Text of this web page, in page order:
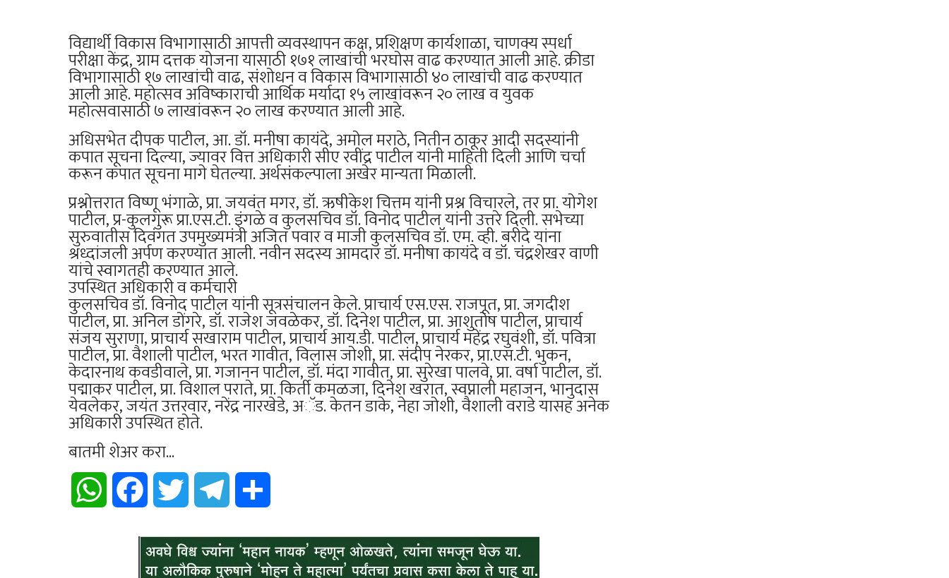
विद्यार्थी विकास विभागासाठी आपत्ती व्यवस्थापन कक्ष, प्रशिक्षण कार्यशाळा, चाणक्य स्पर्धा
परीक्षा केंद्र, ग्राम दत्तक योजना यासाठी १७१ लाखांची भरघोस वाढ करण्यात आली आहे. क्रीडा
विभागासाठी १७ लाखांची वाढ, संशोधन व विकास विभागासाठी ४० लाखांची वाढ करण्यात
आली आहे. महोत्सव अविष्काराची आर्थिक मर्यादा १५ लाखांवरून २० लाख व युवक
महोत्सवासाठी ७ लाखांवरून २० लाख करण्यात आली आहे.
अधिसभेत दीपक पाटील, आ. डॉ. मनीषा कायंदे, अमोल मराठे, नितीन ठाकूर आदी सदस्यांनी
कपात सूचना दिल्या, ज्यावर वित्त अधिकारी सीए रवींद्र पाटील यांनी माहिती दिली आणि चर्चा
करून कपात सूचना मागे घेतल्या. अर्थसंकल्पाला अखेर मान्यता मिळाली.
प्रश्नोत्तरात विष्णू भंगाळे, प्रा. जयवंत मगर, डॉ. ऋषीकेश चित्तम यांनी प्रश्न विचारले, तर प्रा. योगेश
पाटील, प्र-कुलगुरू प्रा.एस.टी. इंगळे व कुलसचिव डॉ. विनोद पाटील यांनी उत्तरे दिली. सभेच्या
सुरुवातीस दिवंगत उपमुख्यमंत्री अजित पवार व माजी कुलसचिव डॉ. एम. व्ही. बरीदे यांना
श्रध्दांजली अर्पण करण्यात आली. नवीन सदस्य आमदार डॉ. मनीषा कायंदे व डॉ. चंद्रशेखर वाणी
यांचे स्वागतही करण्यात आले.
उपस्थित अधिकारी व कर्मचारी
कुलसचिव डॉ. विनोद पाटील यांनी सूत्रसंचालन केले. प्राचार्य एस.एस. राजपूत, प्रा. जगदीश
पाटील, प्रा. अनिल डोंगरे, डॉ. राजेश जवळेकर, डॉ. दिनेश पाटील, प्रा. आशुतोष पाटील, प्राचार्य
संजय सुराणा, प्राचार्य सखाराम पाटील, प्राचार्य आय.डी. पाटील, प्राचार्य महेंद्र रघुवंशी, डॉ. पवित्रा
पाटील, प्रा. वैशाली पाटील, भरत गावीत, विलास जोशी, प्रा. संदीप नेरकर, प्रा.एस.टी. भुकन,
केदारनाथ कवडीवाले, प्रा. गजानन पाटील, डॉ. मंदा गावीत, प्रा. सुरेखा पालवे, प्रा. वर्षा पाटील, डॉ.
पद्माकर पाटील, प्रा. विशाल पराते, प्रा. किर्ती कमळजा, दिनेश खरात, स्वप्नाली महाजन, भानुदास
येवलेकर, जयंत उत्तरवार, नरेंद्र नारखेडे, अॅड. केतन डाके, नेहा जोशी, वैशाली वराडे यासह अनेक
अधिकारी उपस्थित होते.
बातमी शेअर करा...
WhatsApp Facebook Twitter Telegram